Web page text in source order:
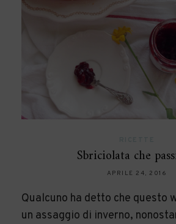
Sbriciolata che
APRILE 24, 2016
Qualcuno ha detto che questo
un assaggio di inverno,